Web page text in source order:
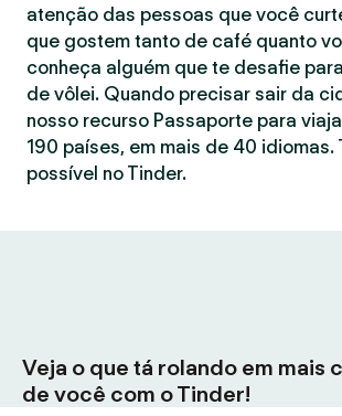
atenção das pessoas que você
que gostem tanto de café quanto
conheça alguém que te desafie
de vôlei. Quando precisar sair da
nosso recurso Passaporte para
190 países, em mais de 40 idiomas.
possível no Tinder.
Veja o que tá rolando em mais
de você com o Tinder!